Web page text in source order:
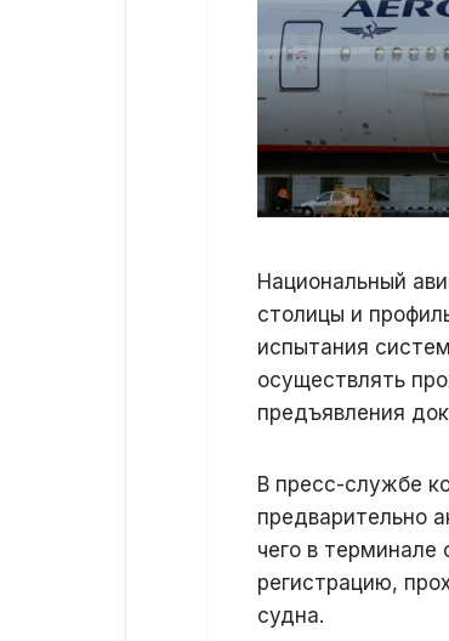
Национальный
столицы и
испытания
осуществлять
предъявления
В пресс-службе
предварительно
чего в
регистрацию,
судна.